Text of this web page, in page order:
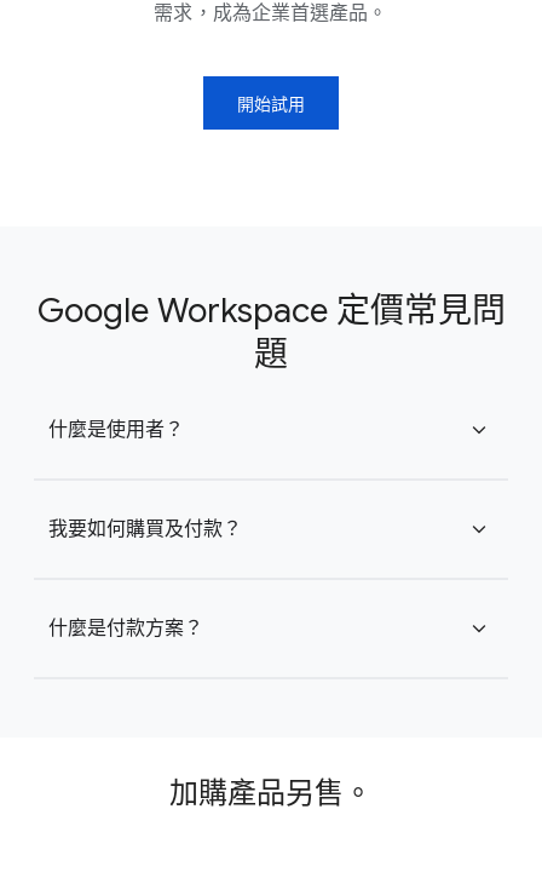
需求，成為企業首選產品。
開始試用
Google Workspace 定價常見問
題
什麼是使用者？ expand_more
我要如何購買及付款？ expand_more
什麼是付款方案？ expand_more
加購產品另售。